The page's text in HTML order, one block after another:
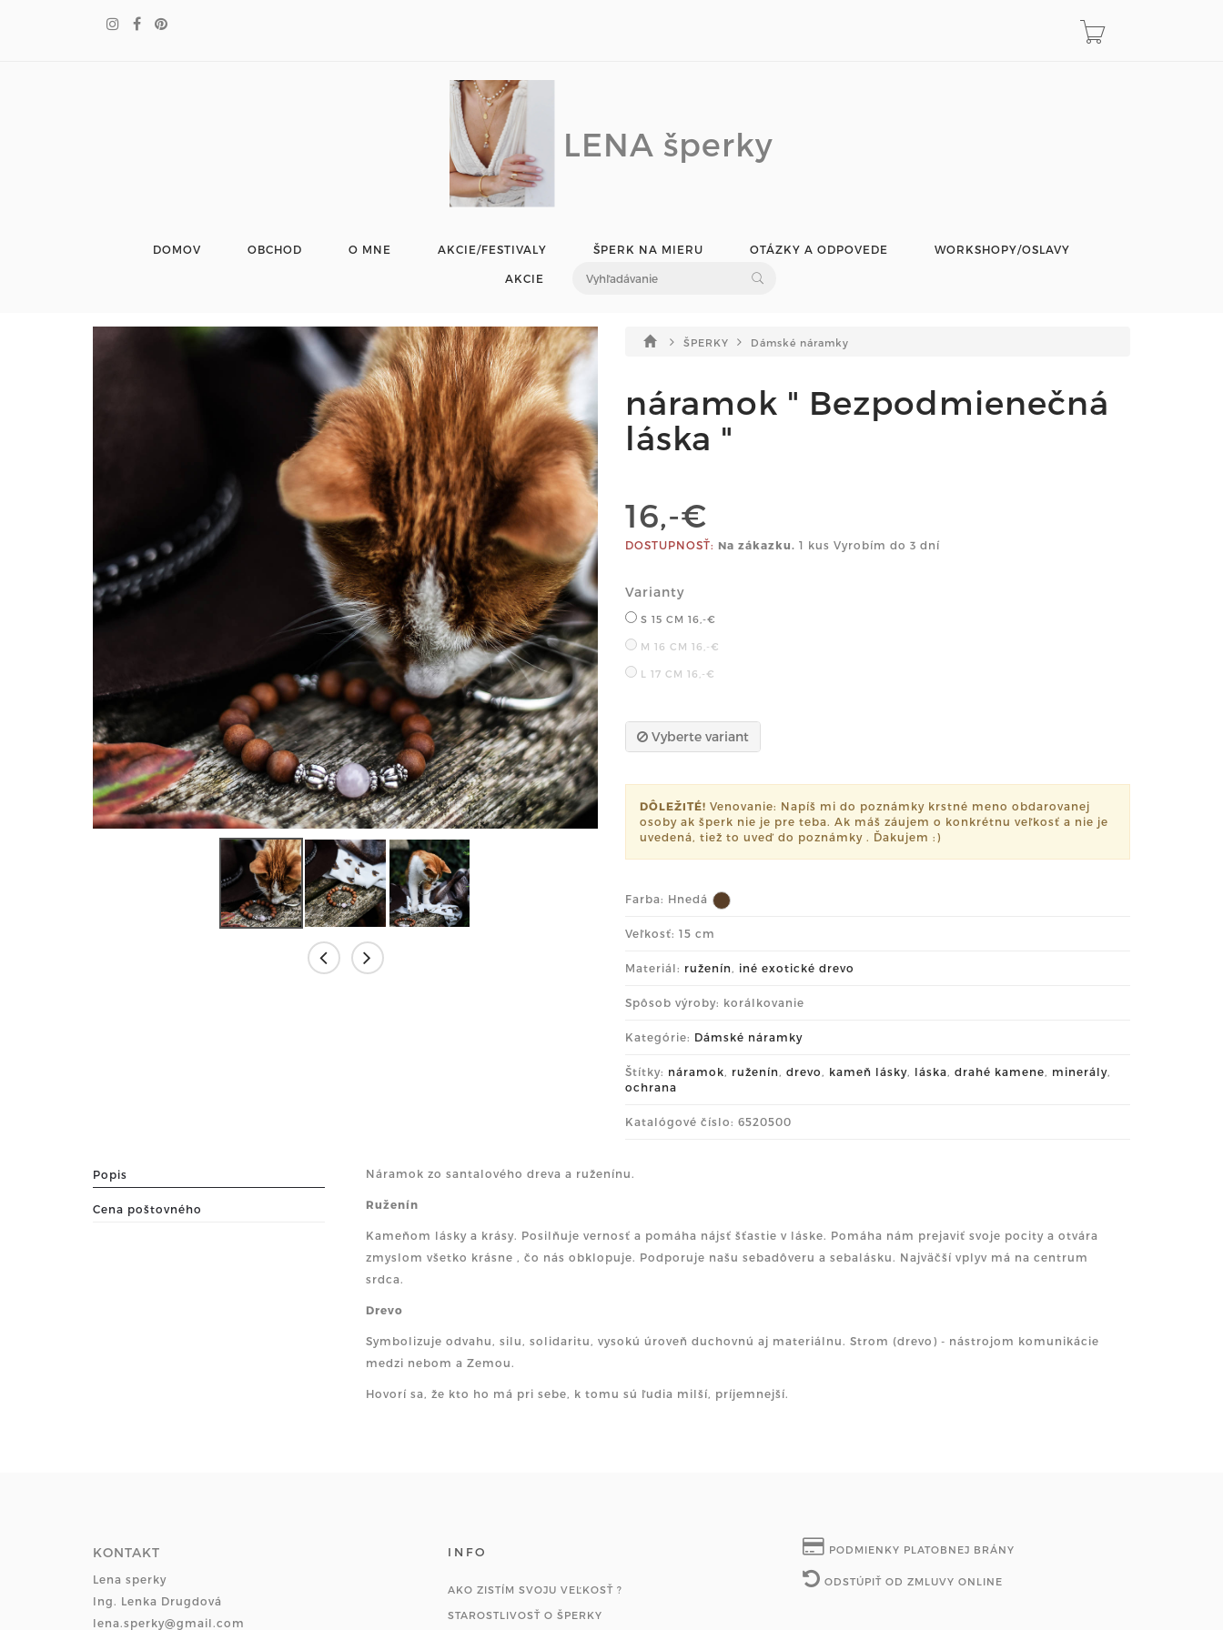
LENA šperky
DOMOV OBCHOD O MNE AKCIE/FESTIVALY ŠPERK NA MIERU OTÁZKY A ODPOVEDE WORKSHOPY/OSLAVY
AKCIE
ŠPERKY Dámské náramky
náramok " Bezpodmienečná
láska "
16,-€
DOSTUPNOSŤ: Na zákazku. 1 kus Vyrobím do 3 dní
Varianty
S 15 CM 16,-€
M 16 CM 16,-€
L 17 CM 16,-€
Vyberte variant
DÔLEŽITÉ! Venovanie: Napíš mi do poznámky krstné meno obdarovanej
osoby ak šperk nie je pre teba. Ak máš záujem o konkrétnu veľkosť a nie je
uvedená, tiež to uveď do poznámky . Ďakujem :)
Farba: Hnedá
Veľkosť: 15 cm
Materiál: ruženín , iné exotické drevo
Spôsob výroby: korálkovanie
Kategórie: Dámské náramky
Štítky: náramok, ruženín , drevo , kameň lásky, láska, drahé kamene, minerály,
ochrana
Katalógové číslo: 6520500
Popis
Cena poštovného
Náramok zo santalového dreva a ruženínu.
Ruženín
Kameňom lásky a krásy. Posilňuje vernosť a pomáha nájsť šťastie v láske. Pomáha nám prejaviť svoje pocity a otvára
zmyslom všetko krásne , čo nás obklopuje. Podporuje našu sebadôveru a sebalásku. Najväčší vplyv má na centrum
srdca.
Drevo
Symbolizuje odvahu, silu, solidaritu, vysokú úroveň duchovnú aj materiálnu. Strom (drevo) - nástrojom komunikácie
medzi nebom a Zemou.
Hovorí sa, že kto ho má pri sebe, k tomu sú ľudia milší, príjemnejší.
KONTAKT
Lena sperky
Ing. Lenka Drugdová
lena.sperky@gmail.com
INFO
AKO ZISTÍM SVOJU VEĽKOSŤ ?
STAROSTLIVOSŤ O ŠPERKY
PODMIENKY PLATOBNEJ BRÁNY
ODSTÚPIŤ OD ZMLUVY ONLINE